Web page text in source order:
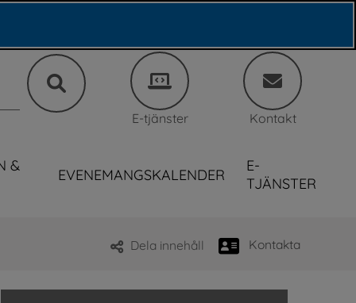
E-tjänster Kontakt
&
EVENEMANGSKALENDER
E-
TJÄNSTER
Dela innehåll Kontakta